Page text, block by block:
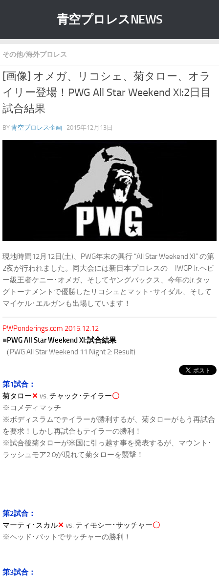
青空プロレスNEWS
その他/海外プロレス
[画像] オメガ、リコシェ、菊タロー、オラ
イリー登場！PWG All Star Weekend XI:2日目
試合結果
BY 青空プロレス企画 · 2015年12月13日
現地時間12月12日(土)、PWG年末の興行 “All Star Weekend XI” の第
2夜が行われました。同大会には新日本プロレスの IWGP Jr.ヘビ
ー級王者ケニー･オメガ、そしてヤングバックス、今年のJr.タッ
グトーナメントで優勝したリコシェとマット･サイダル、そして
マイケル･エルガンも出場しています！
PWPonderings.com 2015.12.12
■PWG All Star Weekend XI:試合結果
（PWG All Star Weekend 11 Night 2: Result)
第1試合：
菊タロー✕ vs. チャック･テイラー〇
※コメディマッチ
※ボディスラムでテイラーが勝利するが、菊タローがもう再試合
を要求！しかし再試合もテイラーの勝利！
※試合後菊タローが米国に引っ越す事を発表するが、マウント･
ラッシュモア2.0が現れて菊タローを襲撃！
第2試合：
マーティ･スカル✕ vs. ティモシー･サッチャー〇
※ヘッド･バットでサッチャーの勝利！
第3試合：